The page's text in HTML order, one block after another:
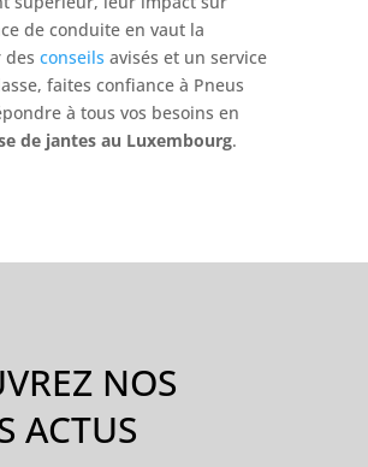
de conduite en vaut la
des conseils avisés et un service
faites confiance à Pneus
à tous vos besoins en
de jantes au Luxembourg.
NOS
ACTUS